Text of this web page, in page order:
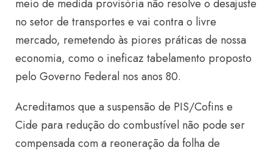
meio de medida provisória não resolve o desajuste
no setor de transportes e vai contra o livre
mercado, remetendo às piores práticas de nossa
economia, como o ineficaz tabelamento proposto
pelo Governo Federal nos anos 80.
Acreditamos que a suspensão de PIS/Cofins e
Cide para redução do combustível não pode ser
compensada com a reoneração da folha de